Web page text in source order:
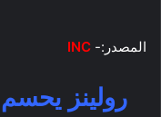
المصدر:- INC
رولينز